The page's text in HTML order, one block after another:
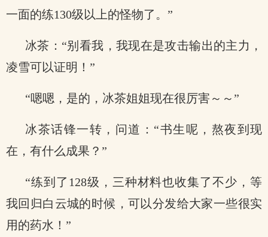
一面的练130级以上的怪物了。”
冰茶：“别看我，我现在是攻击输出的主力，
凌雪可以证明！”
“嗯嗯，是的，冰茶姐姐现在很厉害～～”
冰茶话锋一转，问道：“书生呢，熬夜到现
在，有什么成果？”
“练到了128级，三种材料也收集了不少，等
我回归白云城的时候，可以分发给大家一些很实
用的药水！”